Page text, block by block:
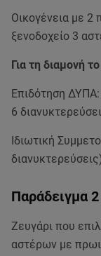
Οικογένεια με 2
ξενοδοχείο 3
Για τη διαμονή
Επιδότηση
6
Ιδιωτική
Παράδειγμα 2
Ζευγάρι που
αστέρων με